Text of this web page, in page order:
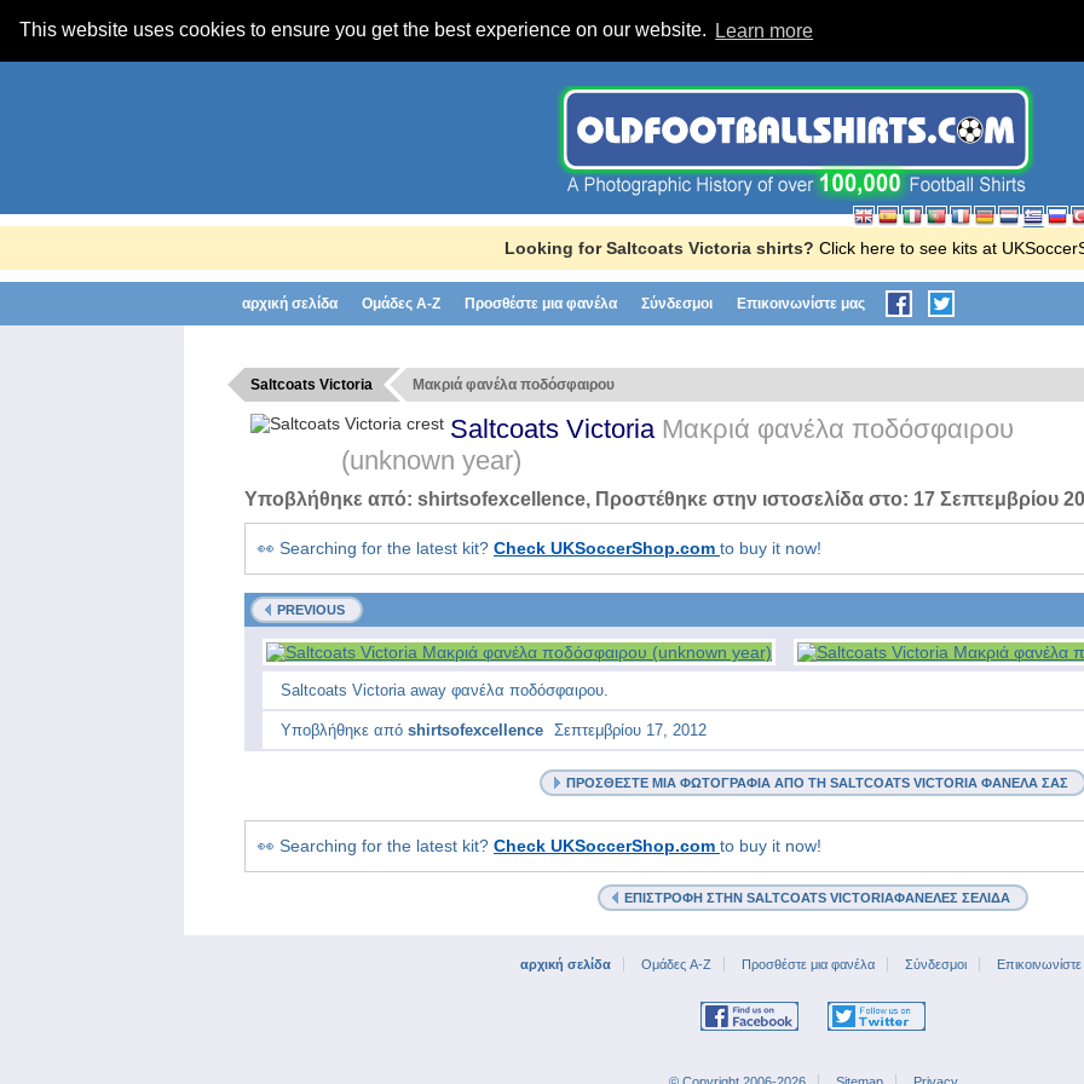
This website uses cookies to ensure you get the best experience on our website. Learn more
Looking for Saltcoats Victoria shirts? Click here to see kits at
αρχική σελίδα Ομάδες A-Z Προσθέστε μια φανέλα Σύνδεσμοι Επικοινωνίστε μας
Saltcoats Victoria Μακριά φανέλα ποδόσφαιρου
Saltcoats Victoria Μακριά φανέλα ποδόσφαιρου
(unknown year)
Υποβλήθηκε από: shirtsofexcellence, Προστέθηκε στην ιστοσελίδα στο: 17 Σεπτεμβρίου
👀 Searching for the latest kit? Check UKSoccerShop.com to buy it now!
PREVIOUS
Saltcoats Victoria away φανέλα ποδόσφαιρου.
Υποβλήθηκε από shirtsofexcellence Σεπτεμβρίου 17, 2012
ΠΡΟΣΘΈΣΤΕ ΜΙΑ ΦΩΤΟΓΡΑΦΊΑ ΑΠΌ ΤΗ SALTCOATS VICTORIA ΦΑΝΈΛΑ ΣΑΣ
👀 Searching for the latest kit? Check UKSoccerShop.com to buy it now!
ΕΠΙΣΤΡΟΦΉ ΣΤΗΝ SALTCOATS VICTORIAΦΑΝΈΛΕΣ ΣΕΛΊΔΑ
αρχική σελίδα Ομάδες A-Z Προσθέστε μια φανέλα Σύνδεσμοι